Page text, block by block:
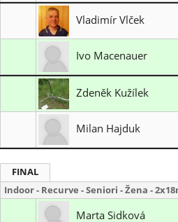
LK ARCUS Plzeň
Vladimír Vlček
Ivo Macenauer
Lukostřelba Prostějov
Zdeněk Kužílek
Milan Hajduk
Lukostřelba Prostějov
FINAL
Indoor - Recurve - Seniori - Žena -
Marta Sidková